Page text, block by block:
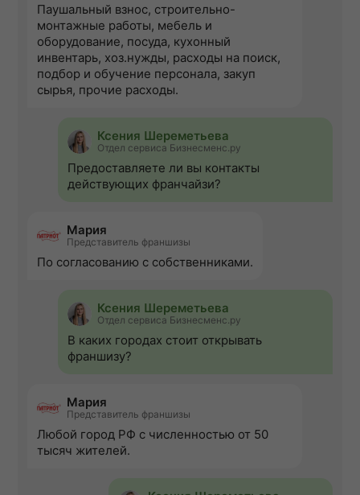
Паушальный взнос, строительно-
монтажные работы, мебель и
оборудование, посуда, кухонный
инвентарь, хоз.нужды, расходы на поиск,
подбор и обучение персонала, закуп
сырья, прочие расходы.
Ксения Шереметьева
Отдел сервиса Бизнесменс.ру
Предоставляете ли вы контакты
действующих франчайзи?
Мария
Представитель франшизы
По согласованию с собственниками.
Ксения Шереметьева
Отдел сервиса Бизнесменс.ру
В каких городах стоит открывать
франшизу?
Мария
Представитель франшизы
Любой город РФ с численностью от 50
тысяч жителей.